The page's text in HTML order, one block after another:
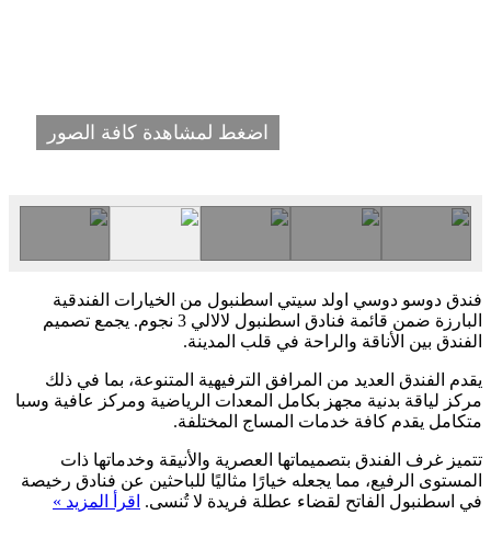
اضغط لمشاهدة كافة الصور
فندق دوسو دوسي اولد سيتي اسطنبول من الخيارات الفندقية
البارزة ضمن قائمة فنادق اسطنبول لالالي 3 نجوم. يجمع تصميم
الفندق بين الأناقة والراحة في قلب المدينة.
يقدم الفندق العديد من المرافق الترفيهية المتنوعة، بما في ذلك
مركز لياقة بدنية مجهز بكامل المعدات الرياضية ومركز عافية وسبا
متكامل يقدم كافة خدمات المساج المختلفة.
تتميز غرف الفندق بتصميماتها العصرية والأنيقة وخدماتها ذات
المستوى الرفيع، مما يجعله خيارًا مثاليًا للباحثين عن فنادق رخيصة
في اسطنبول الفاتح لقضاء عطلة فريدة لا تُنسى. اقرأ المزيد »